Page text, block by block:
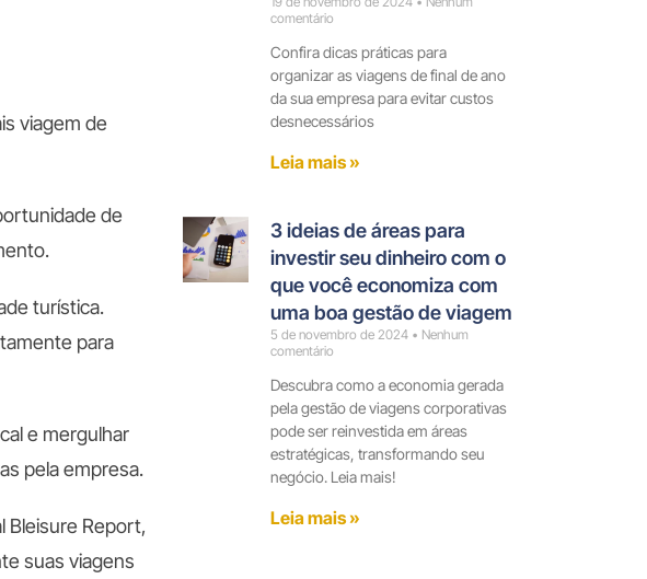
viagem de
de
turística.
para
e mergulhar
pela empresa.
Bleisure Report,
suas viagens
comentário
Confira dicas práticas para
organizar as viagens de final de ano
da sua empresa para evitar custos
desnecessários
Leia mais »
3 ideias de áreas para
investir seu dinheiro com o
que você economiza com
uma boa gestão de viagem
5 de novembro de 2024
Nenhum
comentário
Descubra como a economia gerada
pela gestão de viagens corporativas
pode ser reinvestida em áreas
estratégicas, transformando seu
negócio. Leia mais!
Leia mais »